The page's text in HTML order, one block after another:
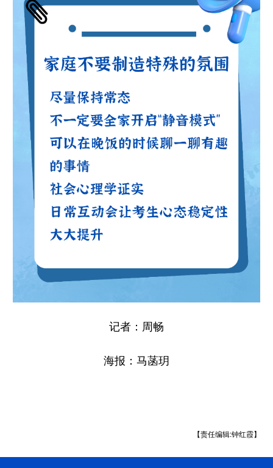
记者：周畅
海报：马菡玥
【责任编辑:钟红霞】